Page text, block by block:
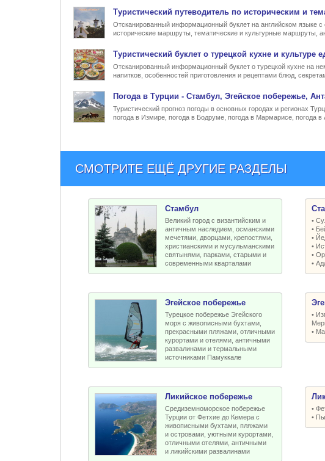
Туристический путеводитель по историческим и
Отсканированный информационный буклет на английском языке
исторические маршруты, тематические и культурные маршруты,
Туристический буклет о турецкой кухнеи культуре
Отсканированный информационный буклет о турецкой кухне на
напитков, особенностей приготовления и рецептами блюд,
Погода в Турции - Стамбул, Эгейское побережье,
Туристический прогноз погоды в основных городах и регионах
погода в Измире, погода в Бодруме, погода в Мармарисе, погода
СМОТРИТЕ ЕЩЁ ДРУГИЕ РАЗДЕЛЫ
Стамбул
Великий город с византийским и
античным наследием, османскими
мечетями, дворцами, крепостями,
христианскими и мусульманскими
святынями, парками, старыми и
современными кварталами
•
•
•
•
•
•
Эгейское побережье
Турецкое побережье Эгейского
моря с живописными бухтами,
прекрасными пляжами, отличными
курортами и отелями, античными
развалинами и термальными
источниками Памуккале
•
•
Ликийское побережье
Средиземноморское побережье
Турции от Фетхие до Кемера с
живописными бухтами, пляжами
и островами, уютными курортами,
отличными отелями, античными
и ликийскими развалинами
•
•